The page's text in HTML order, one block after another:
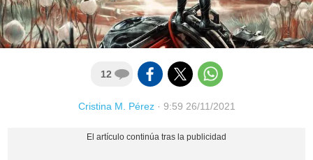
12
Cristina M. Pérez· 9:59 26/11/2021